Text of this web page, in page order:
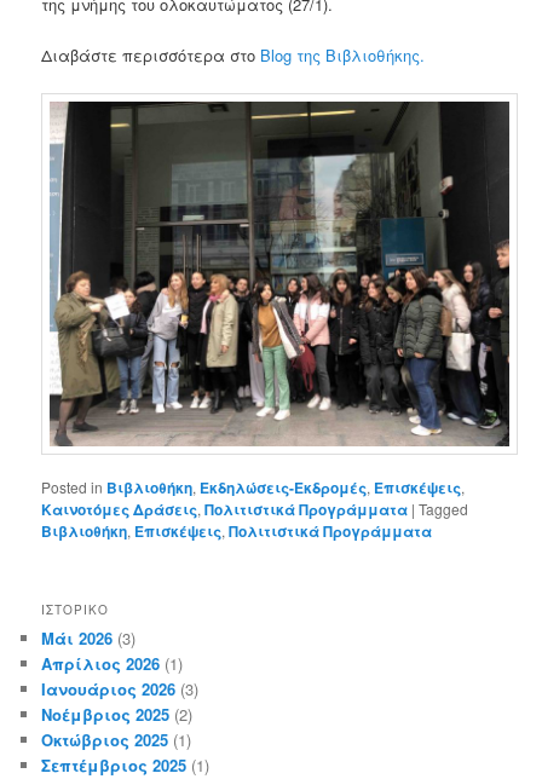
Διαβάστε περισσότερα στο Blog της Βιβλιοθήκης.
Posted in Βιβλιοθήκη, Εκδηλώσεις-Εκδρομές, Επισκέψεις,
Καινοτόμες Δράσεις,Πολιτιστικά Προγράμματα |Tagged
Βιβλιοθήκη, Επισκέψεις,Πολιτιστικά Προγράμματα
ΙΣΤΟΡΙΚΌ
Μάι 2026 (3)
Απρίλιος 2026 (1)
Ιανουάριος 2026 (3)
Νοέμβριος 2025 (2)
Οκτώβριος 2025 (1)
Σεπτέμβριος 2025 (1)